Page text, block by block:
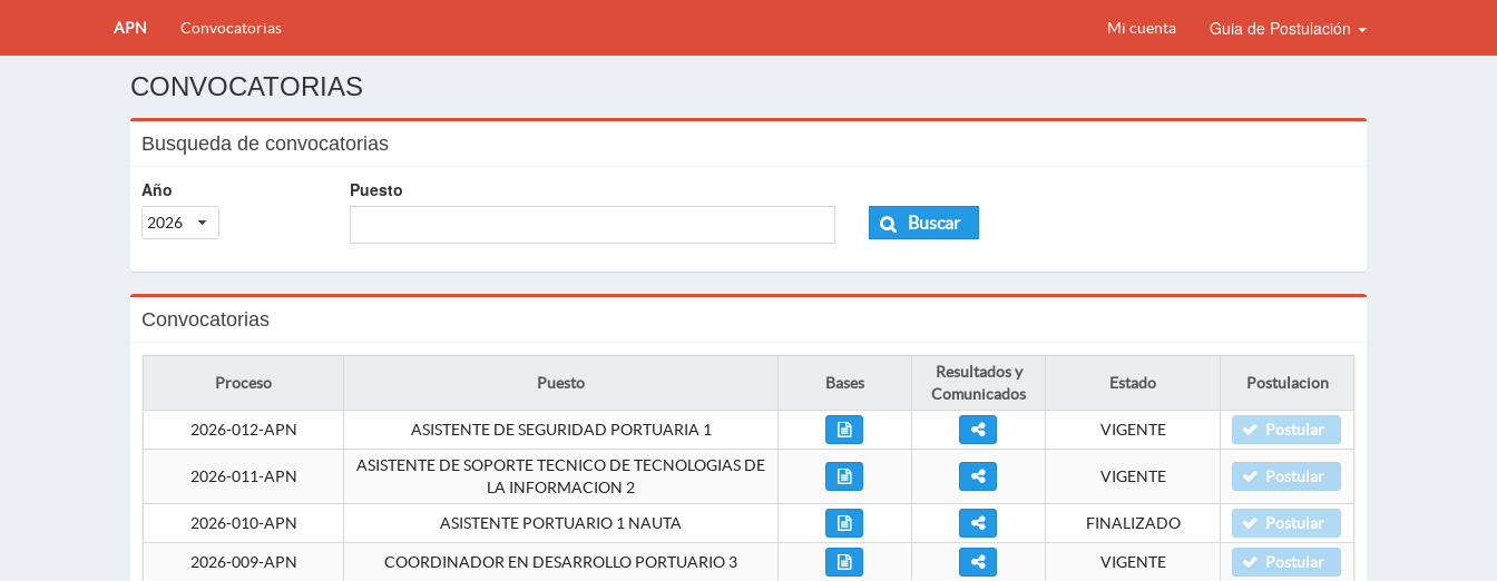
APN Convocatorias Mi cuenta Guia de Postulación
CONVOCATORIAS
Busqueda de convocatorias
Año
2026
Puesto
Buscar
Convocatorias
Proceso Puesto Bases
Resultados y
Comunicados
Estado Postulacion
2026-012-APN ASISTENTE DE SEGURIDAD PORTUARIA 1 VIGENTE Postular
2026-011-APN
ASISTENTE DE SOPORTE TECNICO DE TECNOLOGIAS DE
LA INFORMACION 2
VIGENTE Postular
2026-010-APN ASISTENTE PORTUARIO 1 NAUTA FINALIZADO Postular
2026-009-APN COORDINADOR EN DESARROLLO PORTUARIO 3 VIGENTE Postular